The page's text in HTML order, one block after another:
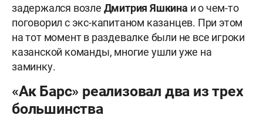
задержался возле Дмитрия Яшкина и о чем-то
поговорил с экс-капитаном казанцев. При этом
на тот момент в раздевалке были не все игроки
казанской команды, многие ушли уже на
заминку.
«Ак Барс» реализовал два из трех
большинства